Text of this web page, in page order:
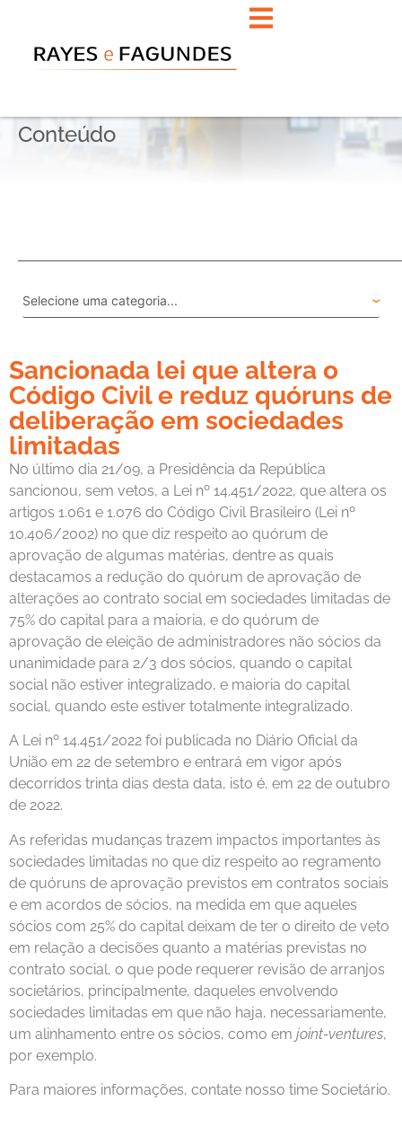
Conteúdo
Sancionada lei que altera o
Código Civil e reduz quóruns de
deliberação em sociedades
limitadas
No último dia 21/09, a Presidência da República
sancionou, sem vetos, a Lei nº 14.451/2022, que altera os
artigos 1.061 e 1.076 do Código Civil Brasileiro (Lei nº
10.406/2002) no que diz respeito ao quórum de
aprovação de algumas matérias, dentre as quais
destacamos a redução do quórum de aprovação de
alterações ao contrato social em sociedades limitadas de
75% do capital para a maioria, e do quórum de
aprovação de eleição de administradores não sócios da
unanimidade para 2/3 dos sócios, quando o capital
social não estiver integralizado, e maioria do capital
social, quando este estiver totalmente integralizado.
A Lei nº 14.451/2022 foi publicada no Diário Oficial da
União em 22 de setembro e entrará em vigor após
decorridos trinta dias desta data, isto é, em 22 de outubro
de 2022.
As referidas mudanças trazem impactos importantes às
sociedades limitadas no que diz respeito ao regramento
de quóruns de aprovação previstos em contratos sociais
e em acordos de sócios, na medida em que aqueles
sócios com 25% do capital deixam de ter o direito de veto
em relação a decisões quanto a matérias previstas no
contrato social, o que pode requerer revisão de arranjos
societários, principalmente, daqueles envolvendo
sociedades limitadas em que não haja, necessariamente,
um alinhamento entre os sócios, como em joint-ventures,
por exemplo.
Para maiores informações, contate nosso time Societário.